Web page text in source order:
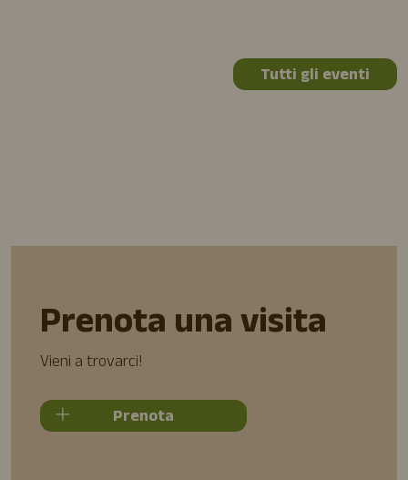
Tutti gli eventi
Prenota una visita
Vieni a trovarci!
Prenota